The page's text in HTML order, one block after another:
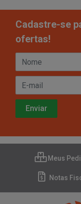
Cadastre-se
ofertas!
Meus
Notas